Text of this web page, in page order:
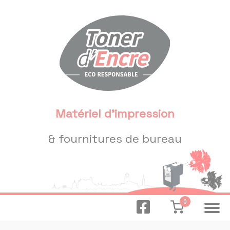
Matériel d'impression
& fournitures de bureau
0